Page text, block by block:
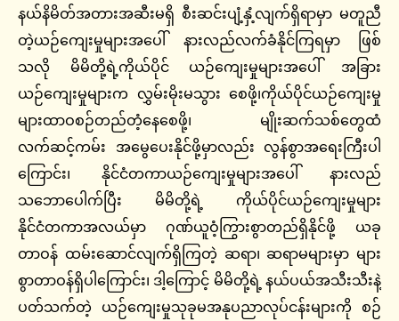
နယ်နိမိတ်အတားအဆီးမရှိ စီးဆင်းပျံ့နှံ့လျက်ရှိရာမှာ မတူညီ
တဲ့ယဉ်ကျေးမှုများအပေါ် နားလည်လက်ခံနိုင်ကြရမှာ ဖြစ်
သလို မိမိတို့ရဲ့ကိုယ်ပိုင် ယဉ်ကျေးမှုများအပေါ် အခြား
ယဉ်ကျေးမှုများက လွှမ်းမိုးမသွား စေဖို့၊ကိုယ်ပိုင်ယဉ်ကျေးမှု
များထာဝစဉ်တည်တံ့နေစေဖို့၊ မျိုးဆက်သစ်တွေထံ
လက်ဆင့်ကမ်း အမွေပေးနိုင်ဖို့မှာလည်း လွန်စွာအရေးကြီးပါ
ကြောင်း၊ နိုင်ငံတကာယဉ်ကျေးမှုများအပေါ် နားလည်
သဘောပေါက်ပြီး မိမိတို့ရဲ့ ကိုယ်ပိုင်ယဉ်ကျေးမှုများ
နိုင်ငံတကာအလယ်မှာ ဂုဏ်ယူဝံ့ကြွားစွာတည်ရှိနိုင်ဖို့ ယခု
တာဝန် ထမ်းဆောင်လျက်ရှိကြတဲ့ ဆရာ၊ ဆရာမများမှာ များ
စွာတာဝန်ရှိပါကြောင်း၊ ဒါ့ကြောင့် မိမိတို့ရဲ့ နယ်ပယ်အသီးသီးနဲ့
ပတ်သက်တဲ့ ယဉ်ကျေးမှုသုခုမအနုပညာလုပ်ငန်းများကို စဉ်